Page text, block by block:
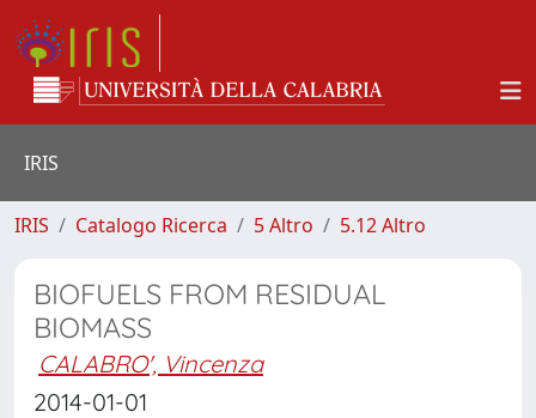
IRIS
IRIS Catalogo Ricerca 5 Altro 5.12 Altro
BIOFUELS FROM RESIDUAL
BIOMASS
CALABRO', Vincenza
2014-01-01